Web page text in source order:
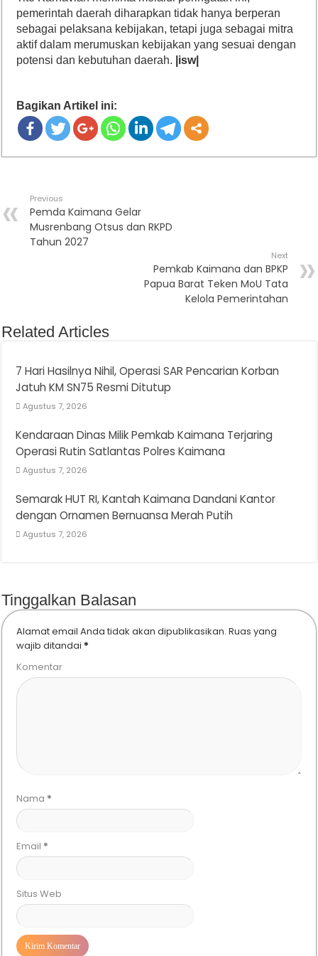
pemerintah daerah diharapkan tidak hanya berperan
sebagai pelaksana kebijakan, tetapi juga sebagai mitra
aktif dalam merumuskan kebijakan yang sesuai dengan
potensi dan kebutuhan daerah. |isw|
Bagikan Artikel ini:
Previous
Pemda Kaimana Gelar
Musrenbang Otsus dan RKPD
Tahun 2027
Next
Pemkab Kaimana dan BPKP
Papua Barat Teken MoU Tata
Kelola Pemerintahan
Related Articles
7 Hari Hasilnya Nihil, Operasi SAR Pencarian Korban
Jatuh KM SN75 Resmi Ditutup
Agustus 7, 2026
Kendaraan Dinas Milik Pemkab Kaimana Terjaring
Operasi Rutin Satlantas Polres Kaimana
Agustus 7, 2026
Semarak HUT RI, Kantah Kaimana Dandani Kantor
dengan Ornamen Bernuansa Merah Putih
Agustus 7, 2026
Tinggalkan Balasan
Alamat email Anda tidak akan dipublikasikan. Ruas yang
wajib ditandai *
Komentar
Nama *
Email *
Situs Web